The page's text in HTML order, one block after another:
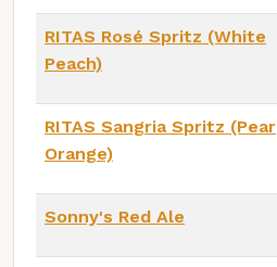
RITAS Rosé Spritz (White
Peach)
RITAS Sangria Spritz (Pear
Orange)
Sonny's Red Ale